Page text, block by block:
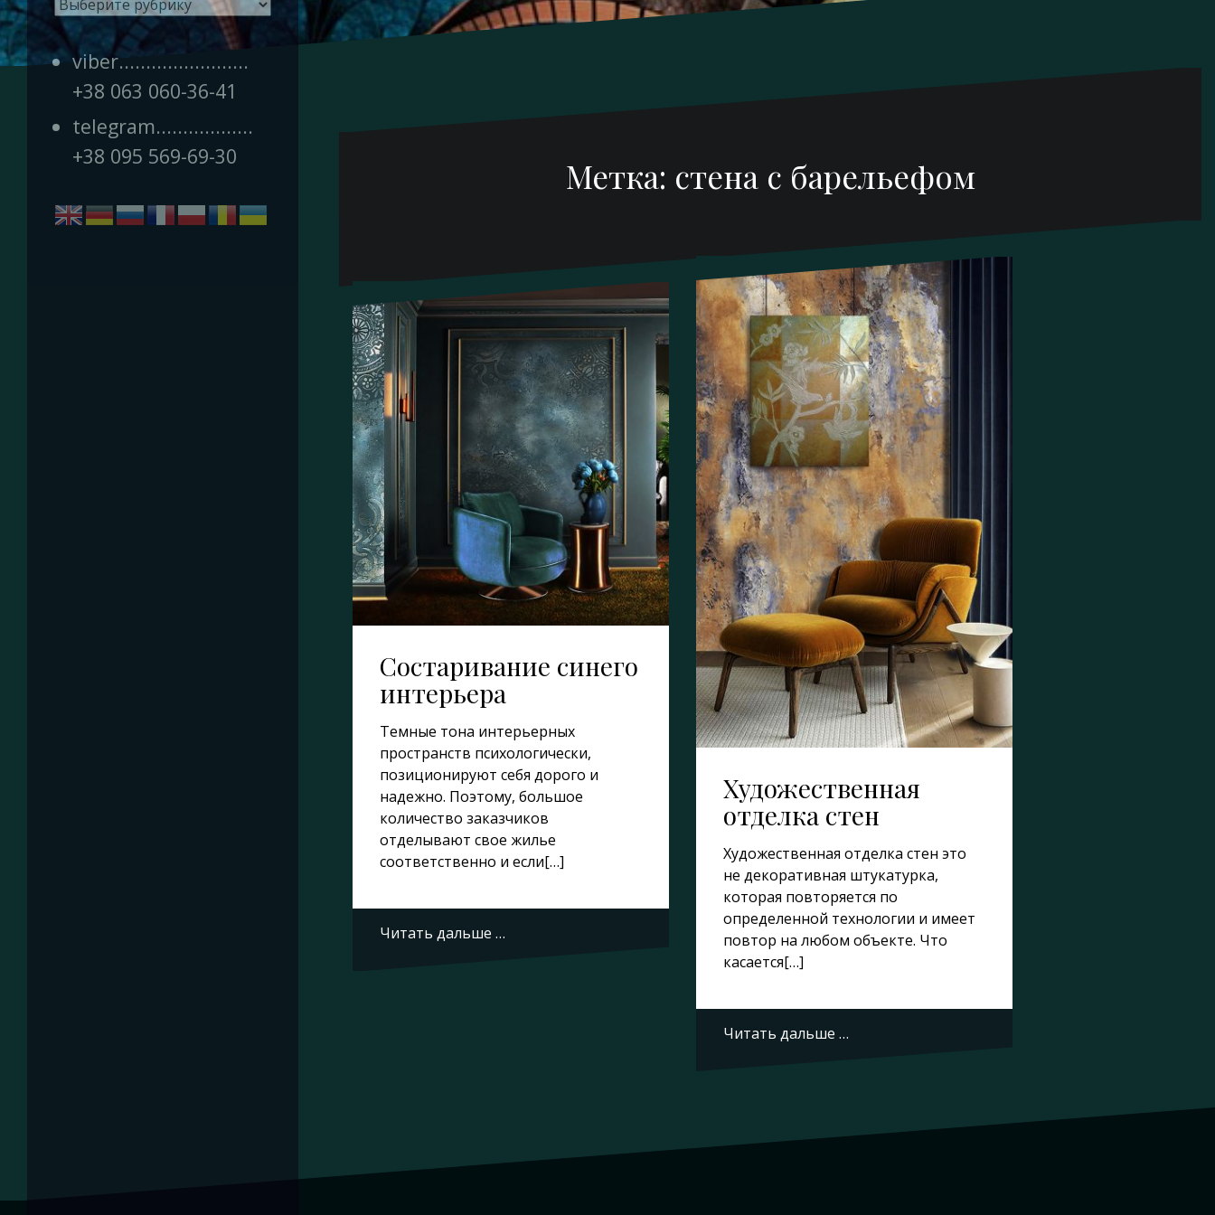
Метка: стена с барельефом
Состаривание синего
интерьера
Темные тона интерьерных
пространств психологически,
позиционируют себя дорого и
надежно. Поэтому, большое
количество заказчиков
отделывают свое жилье
соответственно и если[…]
Читать дальше …
Художественная
отделка стен
Художественная отделка стен это
не декоративная штукатурка,
которая повторяется по
определенной технологии и имеет
повтор на любом объекте. Что
касается[…]
Читать дальше …
viber........................
+38 063 060-36-41
telegram..................
+38 095 569-69-30